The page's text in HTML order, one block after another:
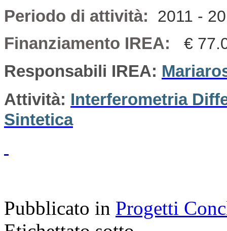
Periodo di attività:
2011 -
Finanziamento IREA:
€
Responsabili IREA:
Attività: Interferometria
Sintetica
Pubblicato in Progetti